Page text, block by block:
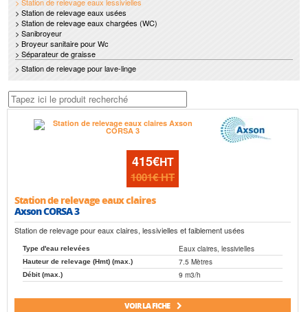
> Station de relevage eaux usées
> Station de relevage eaux chargées (WC)
> Sanibroyeur
> Broyeur sanitaire pour Wc
> Séparateur de graisse
> Station de relevage pour lave-linge
415€HT
1001€HT
Station de relevage eaux claires
Axson CORSA 3
Station de relevage pour eaux claires, lessivielles et faiblement usées
Type d'eau relevées Eaux claires, lessivielles
Hauteur de relevage (Hmt) (max.) 7.5 Mètres
Débit (max.) 9 m3/h
VOIR LA FICHE